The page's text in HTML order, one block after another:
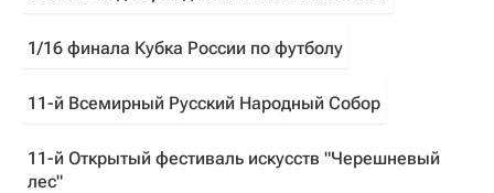
1/16 финала Кубка России по футболу
11-й Всемирный Русский Народный Собор
11-й Открытый фестиваль искусств "Черешневый
лес"